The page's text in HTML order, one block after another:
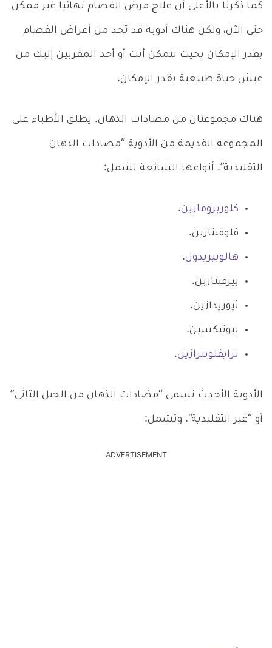
كما ذكرنا بالأعلى أن علاج مرض الفصام نهائيا غير ممكن
حتى الآن، ولكن هناك أدوية قد تحد من أعراض الفصام
بقدر الإمكان بحيث تتمكن أنت أو أحد المقربين إليك من
عيش حياة طبيعية بقدر الإمكان.
هناك مجموعتان من مضادات الذهان. يطلق الأطباء على
المجموعة القديمة من الأدوية “مضادات الذهان
التقليدية”. أنواعها الشائعة تشمل:
كلوربرومازين.
فلوفينازين.
هالوبيريدول.
بيرفينازين.
ثيوريدازين.
ثيوتيكسين.
ترايفلوبيرازين.
الأدوية الأحدث تسمى “مضادات الذهان من الجيل الثاني”
أو “غير التقليدية”. وتشمل:
ADVERTISEMENT